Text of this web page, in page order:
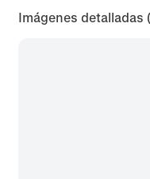
Imágenes detalladas